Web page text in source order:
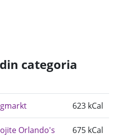
categoria
623 kCal
Orlando's 675 kCal